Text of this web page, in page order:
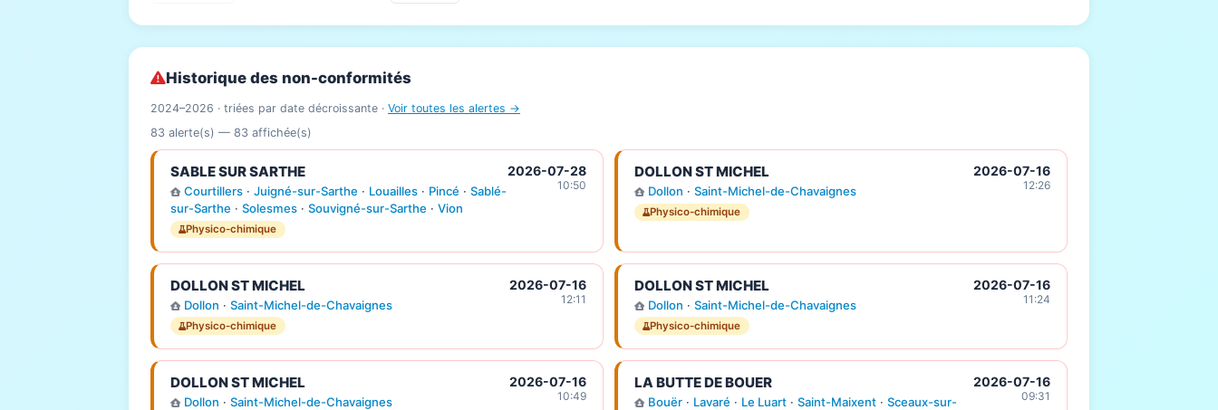
Historique des non-conformités
2024–2026 · triées par date décroissante · Voir toutes les alertes →
83 alerte(s) — 83 affichée(s)
SABLE SUR SARTHE
Courtillers· Juigné-sur-Sarthe · Louailles· Pincé · Sablé-
sur-Sarthe · Solesmes· Souvigné-sur-Sarthe · Vion
Physico-chimique
2026-07-28
10:50
DOLLON ST MICHEL
Dollon · Saint-Michel-de-Chavaignes
Physico-chimique
2026-07-16
12:26
DOLLON ST MICHEL
Dollon · Saint-Michel-de-Chavaignes
Physico-chimique
2026-07-16
12:11
DOLLON ST MICHEL
Dollon · Saint-Michel-de-Chavaignes
Physico-chimique
2026-07-16
11:24
DOLLON ST MICHEL
Dollon · Saint-Michel-de-Chavaignes
2026-07-16
10:49
LA BUTTE DE BOUER
Bouër· Lavaré · Le Luart· Saint-Maixent· Sceaux-sur-
2026-07-16
09:31